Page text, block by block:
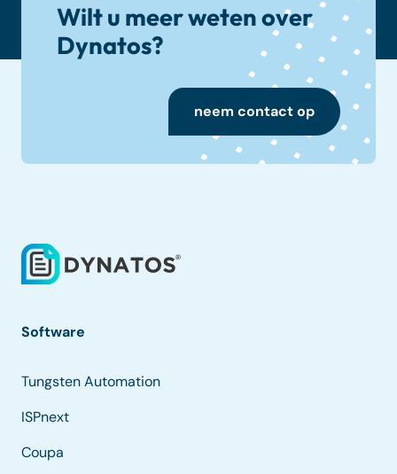
Wilt u meer weten over
Dynatos?
neem contact op
Software
Tungsten Automation
ISPnext
Coupa